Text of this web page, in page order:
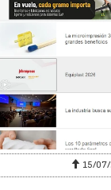
15/07/